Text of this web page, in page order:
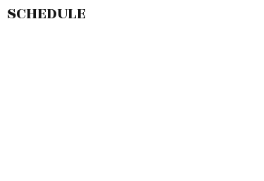
SCHEDULE